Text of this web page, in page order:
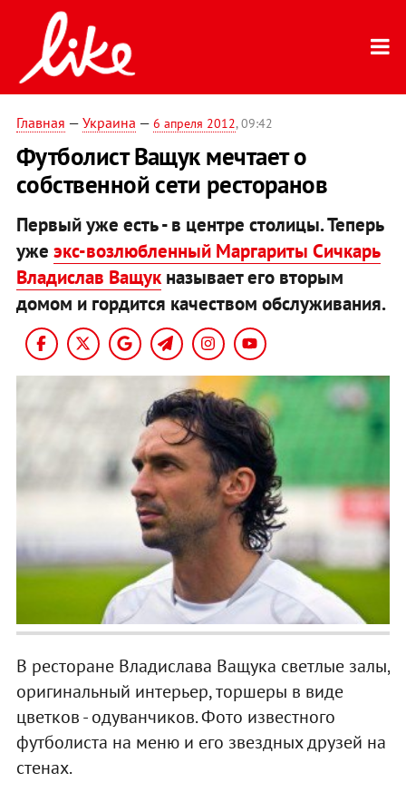
Главная — Украина — 6 апреля 2012, 09:42
Футболист Ващук мечтает о
собственной сети ресторанов
Первый уже есть - в центре столицы. Теперь
уже экс-возлюбленный Маргариты Сичкарь
Владислав Ващукназывает его вторым
домом и гордится качеством обслуживания.
В ресторане Владислава Ващука светлые залы,
оригинальный интерьер, торшеры в виде
цветков - одуванчиков. Фото известного
футболиста на меню и его звездных друзей на
стенах.